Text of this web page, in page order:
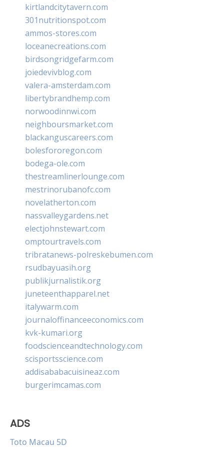
kirtlandcitytavern.com
301nutritionspot.com
ammos-stores.com
loceanecreations.com
birdsongridgefarm.com
joiedevivblog.com
valera-amsterdam.com
libertybrandhemp.com
norwoodinnwi.com
neighboursmarket.com
blackanguscareers.com
bolesfororegon.com
bodega-ole.com
thestreamlinerlounge.com
mestrinorubanofc.com
novelatherton.com
nassvalleygardens.net
electjohnstewart.com
omptourtravels.com
tribratanews-polreskebumen.com
rsudbayuasih.org
publikjurnalistik.org
juneteenthapparel.net
italywarm.com
journaloffinanceeconomics.com
kvk-kumari.org
foodscienceandtechnology.com
scisportsscience.com
addisababacuisineaz.com
burgerimcamas.com
ADS
Toto Macau 5D